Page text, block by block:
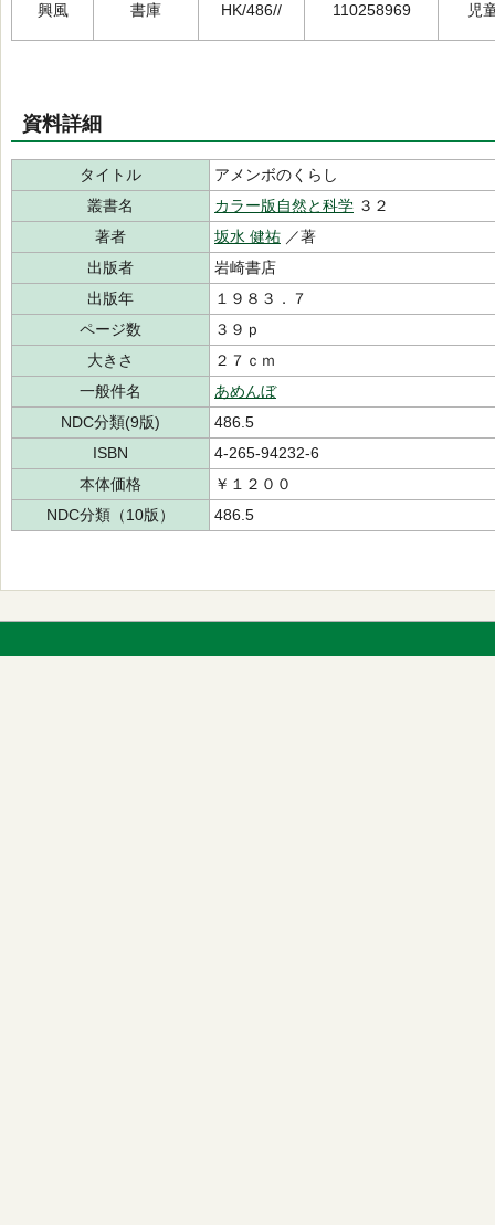
興風 書庫 HK/486// 110258969 児
資料詳細
タイトル
アメンボのくらし
叢書名
カラー版自然と科学 ３２
著者
坂水 健祐 ／著
出版者
岩崎書店
出版年
１９８３．７
ページ数
３９ｐ
大きさ
２７ｃｍ
一般件名
あめんぼ
NDC分類(9版)
486.5
ISBN
4-265-94232-6
本体価格
￥１２００
NDC分類（10版）
486.5